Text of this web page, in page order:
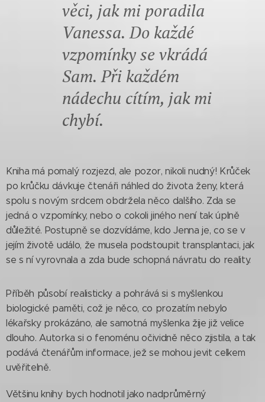
věci, jak mi poradila
Vanessa. Do každé
vzpomínky se vkrádá
Sam. Při každém
nádechu cítím, jak mi
chybí.
Kniha má pomalý rozjezd, ale pozor, nikoli nudný! Krůček
po krůčku dávkuje čtenáři náhled do života ženy, která
spolu s novým srdcem obdržela něco dalšího. Zda se
jedná o vzpomínky, nebo o cokoli jiného není tak úplně
důležité. Postupně se dozvídáme, kdo Jenna je, co se v
jejím životě událo, že musela podstoupit transplantaci, jak
se s ní vyrovnala a zda bude schopná návratu do reality.
Příběh působí realisticky a pohrává si s myšlenkou
biologické paměti, což je něco, co prozatím nebylo
lékařsky prokázáno, ale samotná myšlenka žije již velice
dlouho. Autorka si o fenoménu očividně něco zjistila, a tak
podává čtenářům informace, jež se mohou jevit celkem
uvěřitelně.
Většinu knihy bych hodnotil jako nadprůměrný